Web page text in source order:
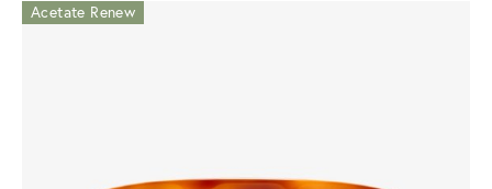
Acetate Renew